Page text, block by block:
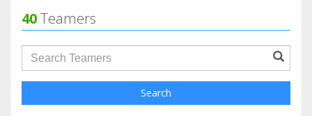
40Teamers
groupProfile.searchForm.search.text???
Search